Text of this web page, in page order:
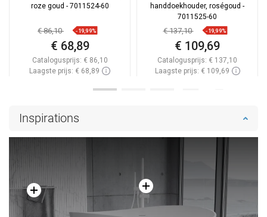
roze goud - 7011524-60
€ 86,10 -19,99%
€ 68,89
Catalogusprijs: € 86,10
Laagste prijs: € 68,89
handdoekhouder, roségoud -
7011525-60
€ 137,10 -19,99%
€ 109,69
Catalogusprijs: € 137,10
Laagste prijs: € 109,69
Inspirations